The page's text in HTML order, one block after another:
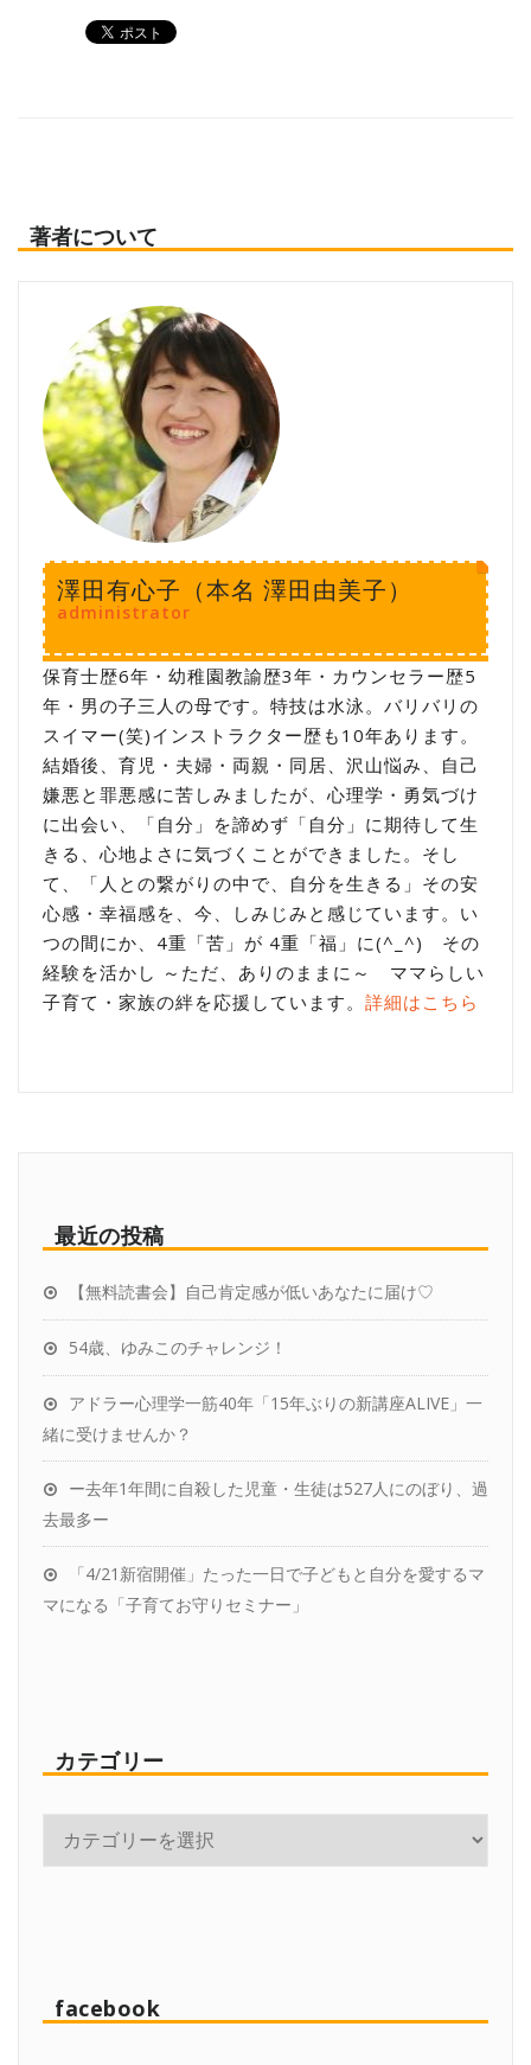
著者について
澤田有心子（本名 澤田由美子）
administrator
保育士歴6年・幼稚園教諭歴3年・カウンセラー歴5
年・男の子三人の母です。特技は水泳。バリバリの
スイマー(笑)インストラクター歴も10年あります。
結婚後、育児・夫婦・両親・同居、沢山悩み、自己
嫌悪と罪悪感に苦しみましたが、心理学・勇気づけ
に出会い、「自分」を諦めず「自分」に期待して生
きる、心地よさに気づくことができました。そし
て、「人との繋がりの中で、自分を生きる」その安
心感・幸福感を、今、しみじみと感じています。い
つの間にか、4重「苦」が 4重「福」に(^_^) その
経験を活かし ～ただ、ありのままに～ ママらしい
子育て・家族の絆を応援しています。 詳細はこちら
最近の投稿
【無料読書会】自己肯定感が低いあなたに届け♡
54歳、ゆみこのチャレンジ！
アドラー心理学一筋40年「15年ぶりの新講座ALIVE」一
緒に受けませんか？
ー去年1年間に自殺した児童・生徒は527人にのぼり、過
去最多ー
「4/21新宿開催」たった一日で子どもと自分を愛するマ
マになる「子育てお守りセミナー」
カテゴリー
facebook